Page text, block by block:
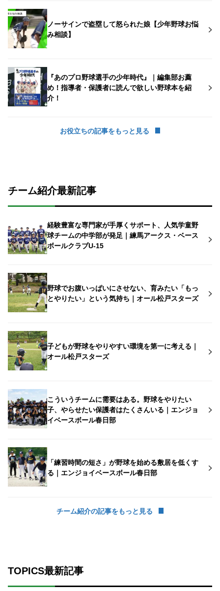
ノーサインで盗塁して怒られた娘【少年野球お悩
み相談】
『あのプロ野球選手の少年時代』｜編集部お薦
め！指導者・保護者に読んで欲しい野球本を紹
介！
お役立ちの記事をもっと見る
チーム紹介最新記事
経験豊富な専門家が手厚くサポート、人気学童野
球チームの中学部が発足｜練馬アークス・ベース
ボールクラブU-15
野球でお腹いっぱいにさせない、育みたい「もっ
とやりたい」という気持ち｜オール松戸スターズ
子どもが野球をやりやすい環境を第一に考える｜
オール松戸スターズ
こういうチームに需要はある。野球をやりたい
子、やらせたい保護者はたくさんいる｜エンジョ
イベースボール春日部
「練習時間の短さ」が野球を始める敷居を低くす
る｜エンジョイベースボール春日部
チーム紹介の記事をもっと見る
TOPICS最新記事